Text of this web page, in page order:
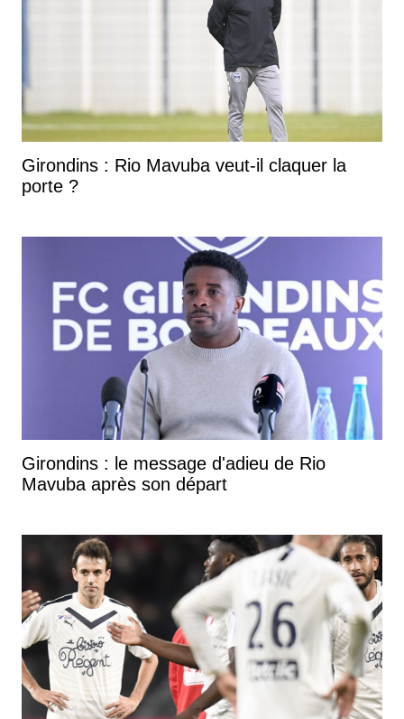
Girondins : Rio Mavuba veut-il claquer la
porte ?
Girondins : le message d'adieu de Rio
Mavuba après son départ